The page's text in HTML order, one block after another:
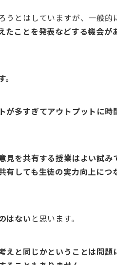
うとはしていますが、一般的
たことを発表などする機会が
が多すぎてアウトプットに時
見を共有する授業はよい試み
有しても生徒の実力向上につ
はない と思います。
えと同じかということは問題